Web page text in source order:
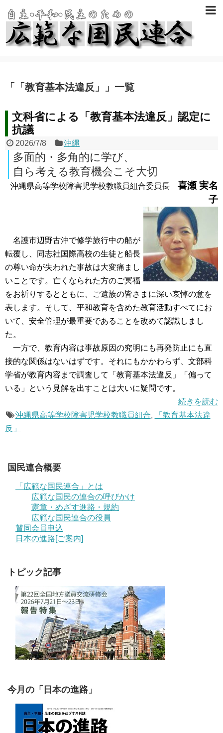
「 「教育基本法違反」 」 一覧
文科省による「教育基本法違反」認定に
抗議
2026/7/8 沖縄
多面的・多角的に学び、
自ら考える教育機会こそ大切
沖縄県高等学校障害児学校教職員組合委員長 喜瀬 実名
子
名護市辺野古沖で修学旅行中の船が
転覆し、同志社国際高校の生徒と船長
の尊い命が失われた事故は大変痛まし
いことです。亡くなられた方のご冥福
をお祈りするとともに、ご遺族の皆さまに深い哀悼の意を
表します。そして、平和教育を含めた教育活動すべてにお
いて、安全管理が最重要であることを改めて認識しまし
た。
一方で、教育内容は事故原因の究明にも再発防止にも直
接的な関係はないはずです。それにもかかわらず、文部科
学省が教育内容まで調査して「教育基本法違反」「偏って
いる」という見解を出すことは大いに疑問です。
続きを読む
沖縄県高等学校障害児学校教職員組合,
「教育基本法違
反」
国民連合概要
「広範な国民連合」とは
広範な国民の連合の呼びかけ
憲章・めざす進路・規約
広範な国民連合の役員
賛同会員申込
日本の進路[ご案内]
トピック記事
今月の「日本の進路」